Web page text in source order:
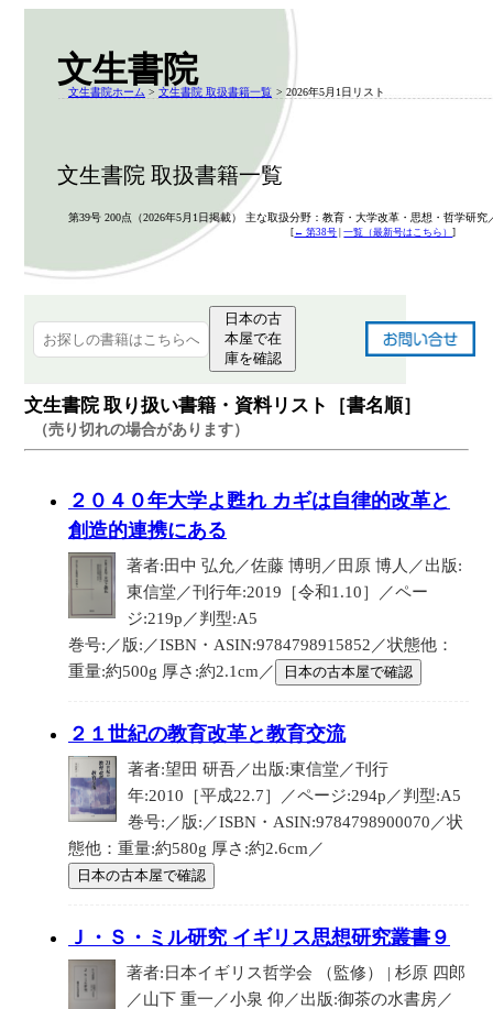
文生書院
文生書院 取扱書籍一覧
文生書院ホーム > 文生書院 取扱書籍一覧 > 2026年5月1日リスト
第39号 200点（2026年5月1日掲載） 主な取扱分野：教育・大学改革・思想・哲学研究
[ ← 第38号 |一覧（最新号はこちら）]
日本の古
本屋で在
庫を確認
文生書院 取り扱い書籍・資料リスト［書名順］
（売り切れの場合があります）
２０４０年大学よ甦れ カギは自律的改革と
創造的連携にある
著者:田中 弘允／佐藤 博明／田原 博人／出版:
東信堂／刊行年:2019［令和1.10］／ペー
ジ:219p／判型:A5
巻号:／版:／ISBN・ASIN:9784798915852／状態他：
重量:約500g 厚さ:約2.1cm／
日本の古本屋で確認
２１世紀の教育改革と教育交流
著者:望田 研吾／出版:東信堂／刊行
年:2010［平成22.7］／ページ:294p／判型:A5
巻号:／版:／ISBN・ASIN:9784798900070／状
態他：重量:約580g 厚さ:約2.6cm／
日本の古本屋で確認
Ｊ・Ｓ・ミル研究 イギリス思想研究叢書９
著者:日本イギリス哲学会 （監修） | 杉原 四郎
／山下 重一／小泉 仰／出版:御茶の水書房／